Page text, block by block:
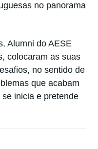
no panorama
Alumni do AESE
colocaram as suas
no sentido de
que acabam
inicia e pretende